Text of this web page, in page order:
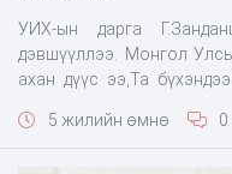
УИХ-ын дарга
дэвшүүллээ. Монгол
ахан дүүс ээ,Та
XVII жарны цагаан
5 жилийн өмнө 0